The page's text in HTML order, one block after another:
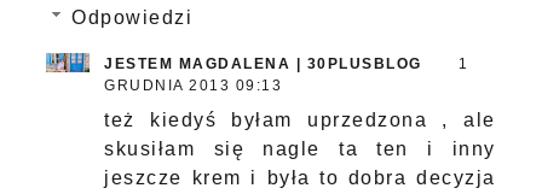
Odpowiedzi
JESTEM MAGDALENA | 30PLUSBLOG
1
GRUDNIA 2013 09:13
też kiedyś byłam uprzedzona , ale
skusiłam się nagle ta ten i inny
jeszcze krem i była to dobra decyzja